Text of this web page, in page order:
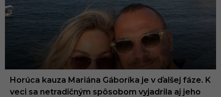
Horúca kauza Mariána Gáboríka je v ďalšej fáze. K
veci sa netradičným spôsobom vyjadrila aj jeho